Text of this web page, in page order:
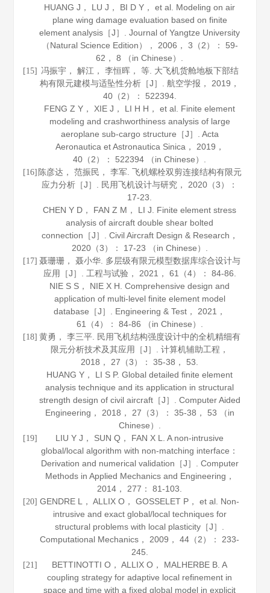
HUANG J， LU J， BI D Y， et al. Modeling on air
plane wing damage evaluation based on finite
element analysis［J］.Journal of Yangtze University
（Natural Science Edition）
， 2006 ， 3 （2）： 59-
62， 8 （in Chinese）.
[15] 冯振宇， 解江， 李恒晖， 等. 大飞机货舱地板下部结
构有限元建模与适坠性分析［J］.航空学报 ， 2019 ，
40（2）： 522394.
FENG Z Y， XIE J， LI H H， et al. Finite element
modeling and crashworthiness analysis of large
aeroplane sub-cargo structure［J］. Acta
Aeronautica et Astronautica Sinica ， 2019 ，
40 （2）： 522394 （in Chinese）.
[16] 陈彦达， 范振民， 李军. 飞机螺栓双剪连接结构有限元
应力分析［J］. 民用飞机设计与研究 ， 2020 （3）：
17-23.
CHEN Y D， FAN Z M， LI J. Finite element stress
analysis of aircraft double shear bolted
connection［J］. Civil Aircraft Design & Research ，
2020（3）： 17-23 （in Chinese）.
[17] 聂珊珊， 聂小华. 多层级有限元模型数据库综合设计与
应用［J］. 工程与试验， 2021 ， 61
（4）： 84-86.
NIE S S， NIE X H. Comprehensive design and
application of multi-level finite element model
database［J］. Engineering & Test ， 2021 ，
61
（4）： 84-86 （in Chinese）.
[18] 黄勇， 李三平. 民用飞机结构强度设计中的全机精细有
限元分析技术及其应用［J］.计算机辅助工程 ，
2018 ， 27 （3）： 35-38， 53.
HUANG Y， LI S P. Global detailed finite element
analysis technique and its application in structural
strength design of civil aircraft［J］. Computer Aided
Engineering ， 2018 ， 27 （3）： 35-38， 53 （in
Chinese）.
[19]
LIU Y J， SUN Q， FAN X L. A non-intrusive
global/local algorithm with non-matching interface：
Derivation and numerical validation［J］. Computer
Methods in Applied Mechanics and Engineering ，
2014 ， 277 ： 81-103.
[20] GENDRE L， ALLIX O， GOSSELET P， et al. Non-
intrusive and exact global/local techniques for
structural problems with local plasticity［J］.
Computational Mechanics ， 2009 ，44 （2）： 233-
245.
[21]
BETTINOTTI O， ALLIX O， MALHERBE B. A
coupling strategy for adaptive local refinement in
space and time with a fixed global model in explicit